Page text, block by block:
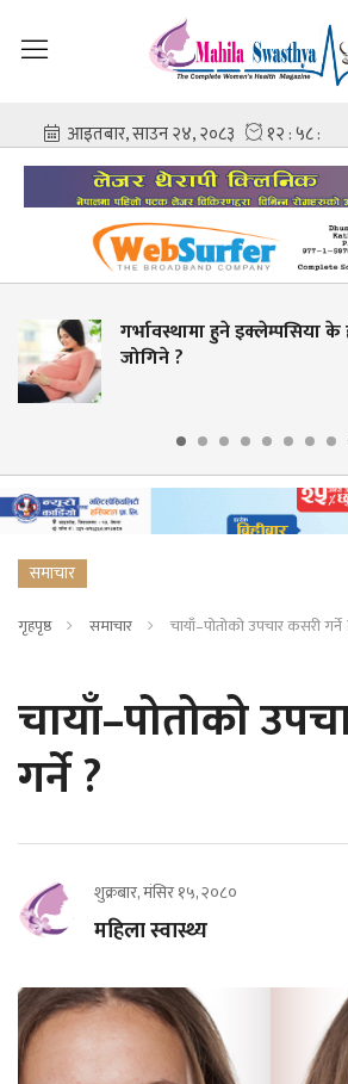
हुने इक्लेम्पसिया के हो ? यसबाट कसरी
समाचार
गृहपृष्ठ समाचार चायाँ–पोतोको उपचार कसरी गर्ने
चायाँ–पोतोको
गर्ने ?
शुक्रबार, मंसिर १५, २०८०
महिला स्वास्थ्य